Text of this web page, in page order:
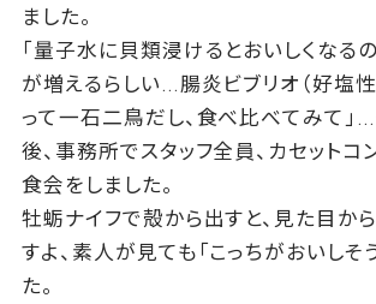
ました。
「量子水に貝類浸けるとおいしくなる
が増えるらしい…腸炎ビブリオ（好塩
って一石二鳥だし、食べ比べてみて」
後、事務所でスタッフ全員、カセット
食会をしました。
牡蛎ナイフで殻から出すと、見た目か
すよ、素人が見ても「こっちがおいしそ
た。